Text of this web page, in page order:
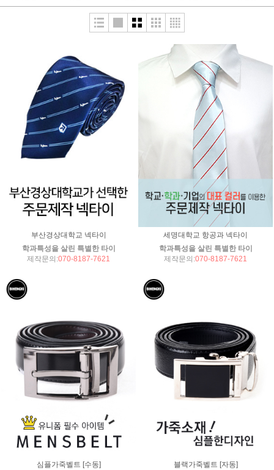
부산경상대학교 넥타이
학과특성을 살린 특별한 타이
제작문의:070-8187-7621
세명대학교 항공과 넥타이
학과특성을 살린 특별한 타이
제작문의:070-8187-7621
심플가죽벨트 [수동]
블랙가죽벨트 [자동]